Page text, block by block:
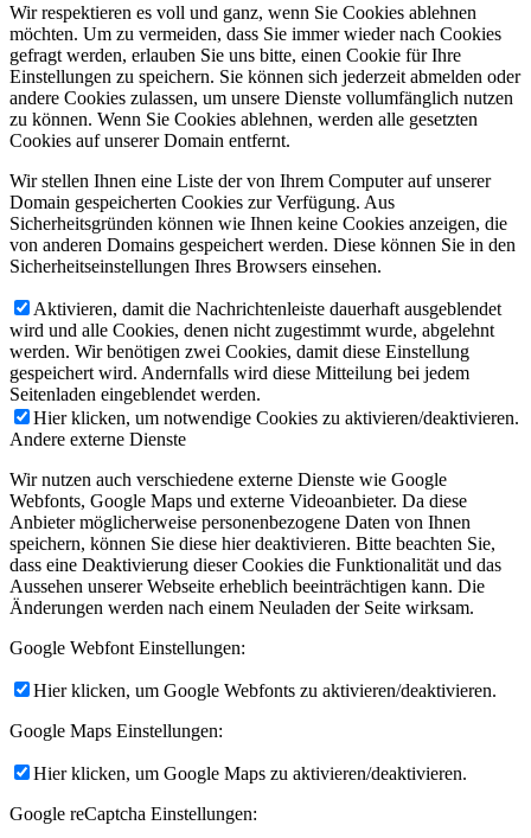
Wir respektieren es voll und ganz, wenn Sie Cookies ablehnen
möchten. Um zu vermeiden, dass Sie immer wieder nach Cookies
gefragt werden, erlauben Sie uns bitte, einen Cookie für Ihre
Einstellungen zu speichern. Sie können sich jederzeit abmelden oder
andere Cookies zulassen, um unsere Dienste vollumfänglich nutzen
zu können. Wenn Sie Cookies ablehnen, werden alle gesetzten
Cookies auf unserer Domain entfernt.
Wir stellen Ihnen eine Liste der von Ihrem Computer auf unserer
Domain gespeicherten Cookies zur Verfügung. Aus
Sicherheitsgründen können wie Ihnen keine Cookies anzeigen, die
von anderen Domains gespeichert werden. Diese können Sie in den
Sicherheitseinstellungen Ihres Browsers einsehen.
Aktivieren, damit die Nachrichtenleiste dauerhaft ausgeblendet
wird und alle Cookies, denen nicht zugestimmt wurde, abgelehnt
werden. Wir benötigen zwei Cookies, damit diese Einstellung
gespeichert wird. Andernfalls wird diese Mitteilung bei jedem
Seitenladen eingeblendet werden.
Hier klicken, um notwendige Cookies zu aktivieren/deaktivieren.
Andere externe Dienste
Wir nutzen auch verschiedene externe Dienste wie Google
Webfonts, Google Maps und externe Videoanbieter. Da diese
Anbieter möglicherweise personenbezogene Daten von Ihnen
speichern, können Sie diese hier deaktivieren. Bitte beachten Sie,
dass eine Deaktivierung dieser Cookies die Funktionalität und das
Aussehen unserer Webseite erheblich beeinträchtigen kann. Die
Änderungen werden nach einem Neuladen der Seite wirksam.
Google Webfont Einstellungen:
Hier klicken, um Google Webfonts zu aktivieren/deaktivieren.
Google Maps Einstellungen:
Hier klicken, um Google Maps zu aktivieren/deaktivieren.
Google reCaptcha Einstellungen: